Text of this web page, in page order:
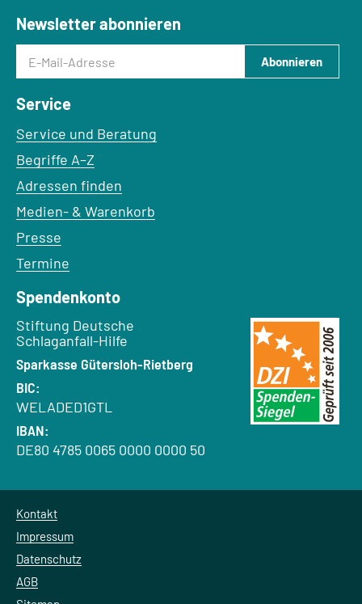
Newsletter abonnieren
Abonnieren
Service
Service und Beratung
Begriffe A–Z
Adressen finden
Medien- & Warenkorb
Presse
Termine
Spendenkonto
Empfänger:
Stiftung Deutsche
Schlaganfall-Hilfe
Bank:
Sparkasse Gütersloh-Rietberg
BIC:
WELADED1GTL
IBAN:
DE80 4785 0065 0000 0000 50
Kontakt
Impressum
Datenschutz
AGB